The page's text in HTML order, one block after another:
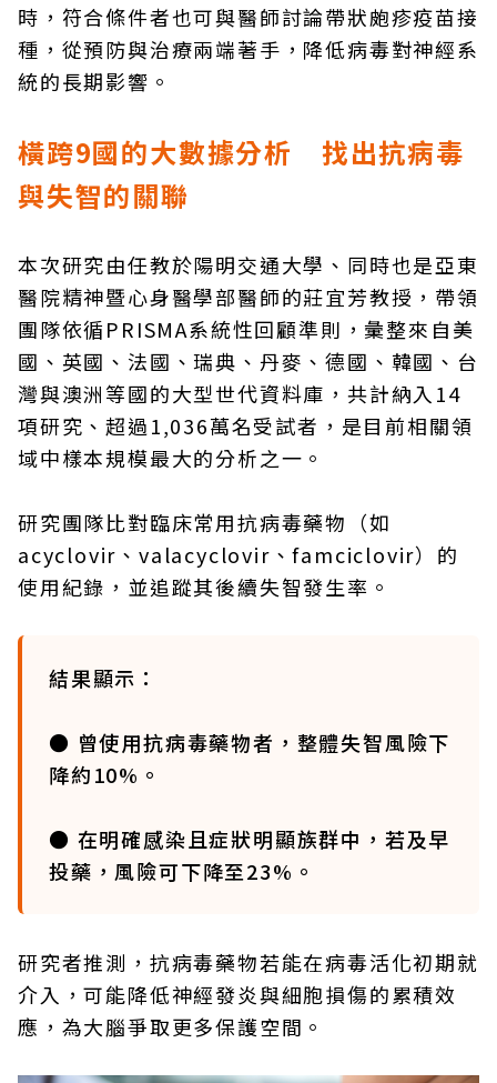
時，符合條件者也可與醫師討論帶狀皰疹疫苗接
種，從預防與治療兩端著手，降低病毒對神經系
統的長期影響。
橫跨9國的大數據分析 找出抗病毒
與失智的關聯
本次研究由任教於陽明交通大學、同時也是亞東
醫院精神暨心身醫學部醫師的莊宜芳教授，帶領
團隊依循PRISMA系統性回顧準則，彙整來自美
國、英國、法國、瑞典、丹麥、德國、韓國、台
灣與澳洲等國的大型世代資料庫，共計納入14
項研究、超過1,036萬名受試者，是目前相關領
域中樣本規模最大的分析之一。
研究團隊比對臨床常用抗病毒藥物（如
acyclovir、valacyclovir、famciclovir）的
使用紀錄，並追蹤其後續失智發生率。
結果顯示：
● 曾使用抗病毒藥物者，整體失智風險下
降約10%。
● 在明確感染且症狀明顯族群中，若及早
投藥，風險可下降至23%。
研究者推測，抗病毒藥物若能在病毒活化初期就
介入，可能降低神經發炎與細胞損傷的累積效
應，為大腦爭取更多保護空間。